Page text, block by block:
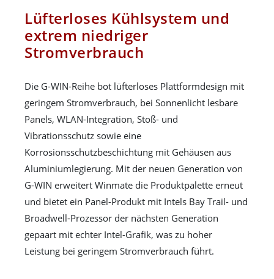
Lüfterloses Kühlsystem und
extrem niedriger
Stromverbrauch
Die G-WIN-Reihe bot lüfterloses Plattformdesign mit
geringem Stromverbrauch, bei Sonnenlicht lesbare
Panels, WLAN-Integration, Stoß- und
Vibrationsschutz sowie eine
Korrosionsschutzbeschichtung mit Gehäusen aus
Aluminiumlegierung. Mit der neuen Generation von
G-WIN erweitert Winmate die Produktpalette erneut
und bietet ein Panel-Produkt mit Intels Bay Trail- und
Broadwell-Prozessor der nächsten Generation
gepaart mit echter Intel-Grafik, was zu hoher
Leistung bei geringem Stromverbrauch führt.